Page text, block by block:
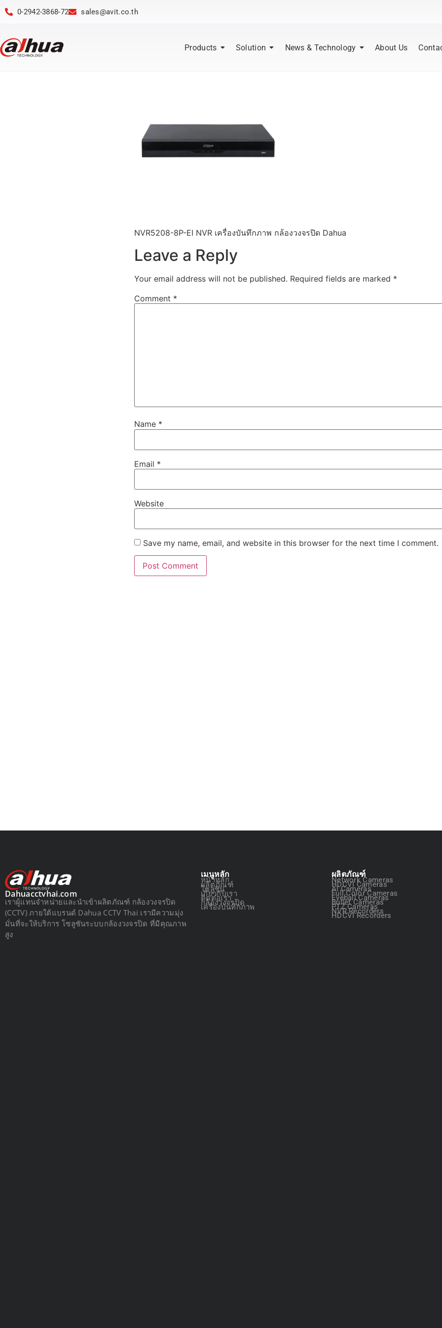
0-2942-3868-72 sales@avit.co.th
Products Solution News & Technology About Us
NVR5208-8P-EI NVR เครื่องบันทึกภาพ กล้องวงจรปิด Dahua
Leave a Reply
Your email address will not be published. Required fields are marked *
Comment *
Name *
Email *
Website
Save my name, email, and website in this browser for the next time I comment.
Dahuacctvhai.com
เราผู้แทนจำหน่ายและนำเข้าผลิตภัณฑ์ กล้องวงจรปิด
(CCTV) ภายใต้แบรนด์ Dahua CCTV Thai เรามีความมุ่ง
มั่นที่จะให้บริการ โซลูชันระบบกล้องวงจรปิด ที่มีคุณภาพ
สูง
เมนูหลัก
หน้าหลัก
ผลิตภัณฑ์
โซลูชัน
เกี่ยวกับเรา
ติดต่อเรา
กล้องวงจรปิด
เครื่องบันทึกภาพ
ผลิตภัณฑ์
Network Cameras
HDCVI Cameras
AI Cameras
Full Color Cameras
Eyeball Cameras
Bullet Cameras
PTZ Cameras
NVR Recorders
HDCVI Recorders